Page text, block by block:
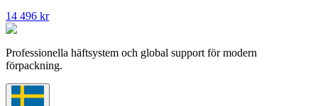
14 496 kr
Professionella häftsystem och global support för modern
förpackning.